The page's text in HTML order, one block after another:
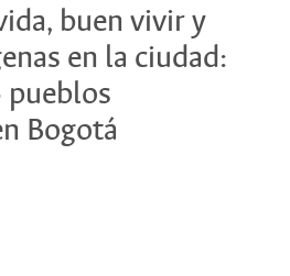
buen vivir y
en la ciudad:
pueblos
Bogotá